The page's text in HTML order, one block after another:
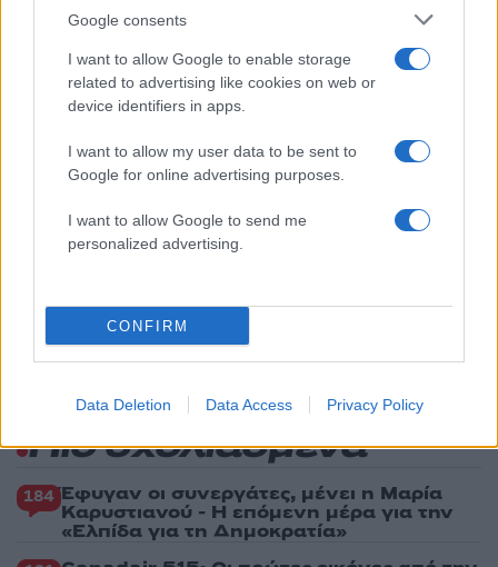
Google consents
I want to allow Google to enable storage
related to advertising like cookies on web or
device identifiers in apps.
I want to allow my user data to be sent to
Google for online advertising purposes.
I want to allow Google to send me
personalized advertising.
CONFIRM
Data Deletion Data Access Privacy Policy
Marfin: Η 46χρονη πήρε προθεσμία για να
απολογηθεί την Τρίτη – «Είναι αθώα,
συμμετείχε στη διαδήλωση όπως και
100.000 άτομα»
Σέρρες: Βίντεο ντοκουμέντο από το
οδηγός του φορτηγού κατέγραψε τη
σύγκρουση
σταρ του TikTok – Kατέγραφε τη ζωή της
με τον καρκίνο
κόρης του Αντώνη Σαμαρά
5Γερμανία: Συνελήφθη 31χρονος για τρεις
ανθρωποκτονίες μελών της greek mafia
Πιο σχολιασμένα
184 Έφυγαν οι συνεργάτες, μένει η Μαρία
Καρυστιανού - Η επόμενη μέρα για την
«Ελπίδα για τη Δημοκρατία»